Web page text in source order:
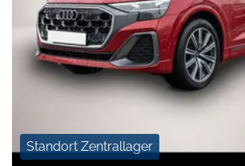
Standort Zentrallager